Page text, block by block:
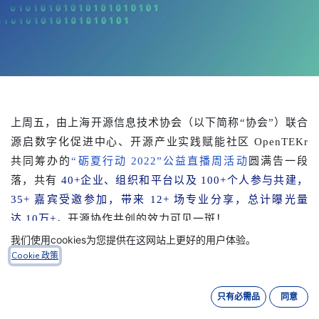
上周五，由上海开源信息技术协会（以下简称“协会”）联合
源启数字化促进中心、开源产业实践赋能社区 OpenTEKr
共同筹办的“砺夏行动 2022”公益直播周活动 圆满告一段
落，共有 40+企业、组织和平台以及 100+个人参与共建，
35+ 嘉宾受邀参加，带来 12+ 场专业分享，总计曝光量
达 10万+，开源协作共创的效力可见一斑！
我们使用cookies为您提供在这网站上更好的用户体验。
Cookie 政策
只有必需品 同意